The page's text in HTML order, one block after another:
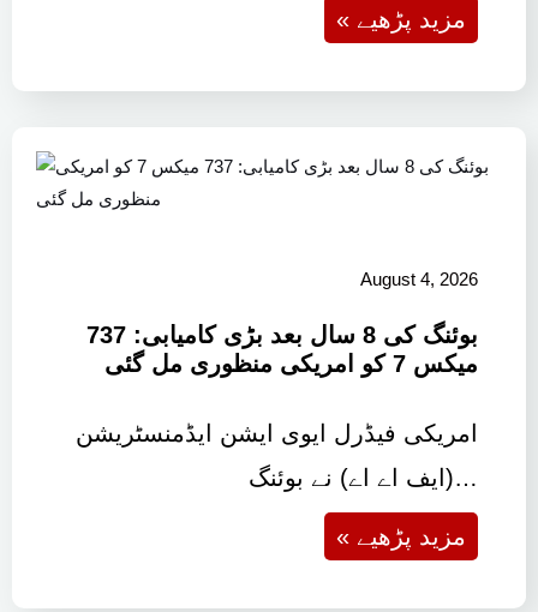
« مزید پڑھیے
August 4, 2026
بوئنگ کی 8 سال بعد بڑی کامیابی: 737
میکس 7 کو امریکی منظوری مل گئی
امریکی فیڈرل ایوی ایشن ایڈمنسٹریشن
(ایف اے اے) نے بوئنگ…
« مزید پڑھیے